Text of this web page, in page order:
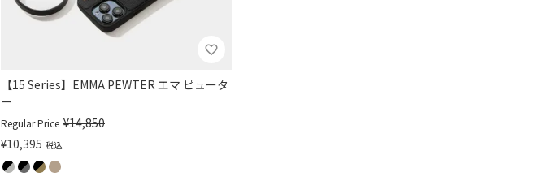
【15 Series】EMMA PEWTER エマ ピュータ
ー
Regular Price ¥14,850
¥10,395 税込